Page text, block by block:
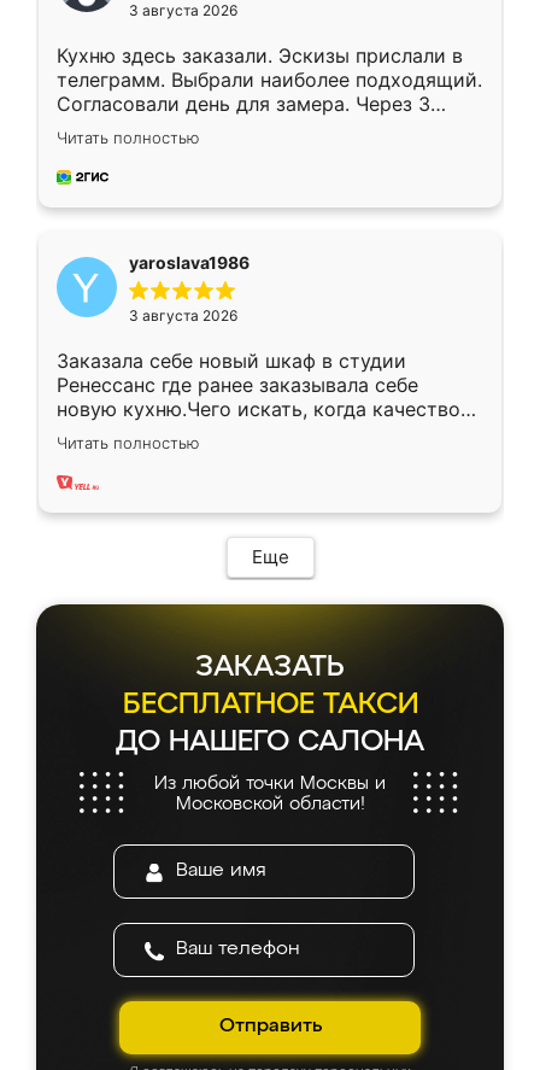
3 августа 2026
Кухню здесь заказали. Эскизы прислали в
телеграмм. Выбрали наиболее подходящий.
Согласовали день для замера. Через 3
недели кухня была уже готова. Остались
довольны работой. Спасибо Ренессанс
мебель за качественную работу!
Читать полностью
yaroslava1986
3 августа 2026
Заказала себе новый шкаф в студии
Ренессанс где ранее заказывала себе
новую кухню.Чего искать, когда качеством
вполне довольна. Служит кухня уже почти
два года, нареканий нет.
Читать полностью
Еще
ЗАКАЗАТЬ
БЕСПЛАТНОЕ ТАКСИ
ДО НАШЕГО САЛОНА
Из любой точки Москвы и
Московской области!
Отправить